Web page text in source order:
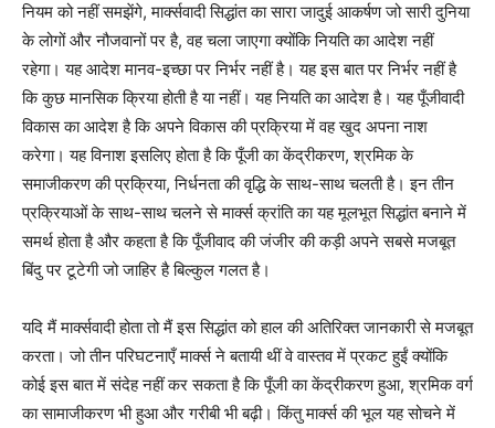
नियम को नहीं समझेंगे, मार्क्सवादी सिद्धांत का सारा जादुई आकर्षण जो सारी दुनिया
के लोगों और नौजवानों पर है, वह चला जाएगा क्योंकि नियति का आदेश नहीं
रहेगा। यह आदेश मानव-इच्छा पर निर्भर नहीं है। यह इस बात पर निर्भर नहीं है
कि कुछ मानसिक क्रिया होती है या नहीं। यह नियति का आदेश है। यह पूँजीवादी
विकास का आदेश है कि अपने विकास की प्रक्रिया में वह खुद अपना नाश
करेगा। यह विनाश इसलिए होता है कि पूँजी का केंद्रीकरण, श्रमिक के
समाजीकरण की प्रक्रिया, निर्धनता की वृद्धि के साथ-साथ चलती है। इन तीन
प्रक्रियाओं के साथ-साथ चलने से मार्क्स क्रांति का यह मूलभूत सिद्धांत बनाने में
समर्थ होता है और कहता है कि पूँजीवाद की जंजीर की कड़ी अपने सबसे मजबूत
बिंदु पर टूटेगी जो जाहिर है बिल्कुल गलत है।
यदि मैं मार्क्सवादी होता तो मैं इस सिद्धांत को हाल की अतिरिक्त जानकारी से मजबूत
करता। जो तीन परिघटनाएँ मार्क्स ने बतायी थीं वे वास्तव में प्रकट हुईं क्योंकि
कोई इस बात में संदेह नहीं कर सकता है कि पूँजी का केंद्रीकरण हुआ, श्रमिक वर्ग
का सामाजीकरण भी हुआ और गरीबी भी बढ़ी। किंतु मार्क्स की भूल यह सोचने में